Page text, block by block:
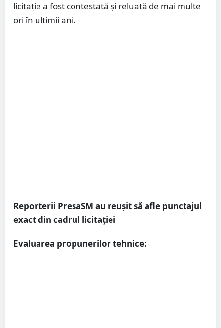
licitație a fost contestată și reluată de mai multe
ori în ultimii ani.
Reporterii PresaSM au reușit să afle punctajul
exact din cadrul licitației
Evaluarea propunerilor tehnice: